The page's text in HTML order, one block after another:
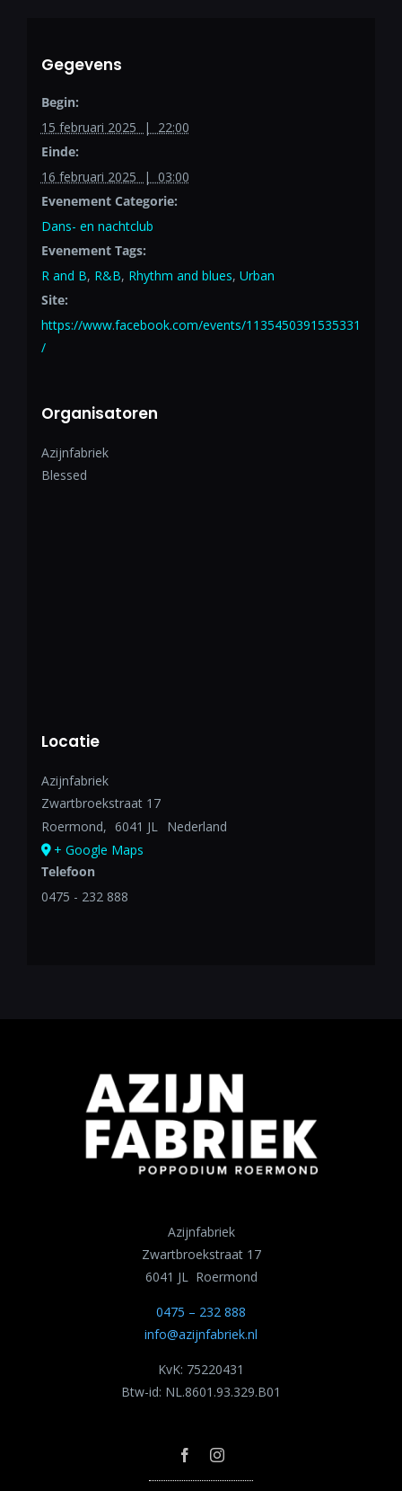
Gegevens
Begin:
15 februari 2025 | 22:00
Einde:
16 februari 2025 | 03:00
Evenement Categorie:
Dans- en nachtclub
Evenement Tags:
R and B, R&B, Rhythm and blues, Urban
Site:
https://www.facebook.com/events/1135450391535331
/
Organisatoren
Azijnfabriek
Blessed
Locatie
Azijnfabriek
Zwartbroekstraat 17
Roermond, 6041 JL
Nederland
+ Google Maps
Telefoon
0475 - 232 888
Azijnfabriek
Zwartbroekstraat 17
6041 JL Roermond
0475 – 232 888
info@azijnfabriek.nl
KvK: 75220431
Btw-id: NL.8601.93.329.B01